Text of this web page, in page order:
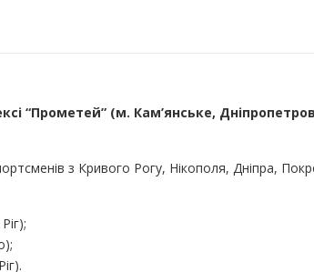
“Прометей” (м. Кам’янське,
з Кривого Рогу, Нікополя, Дніпра,